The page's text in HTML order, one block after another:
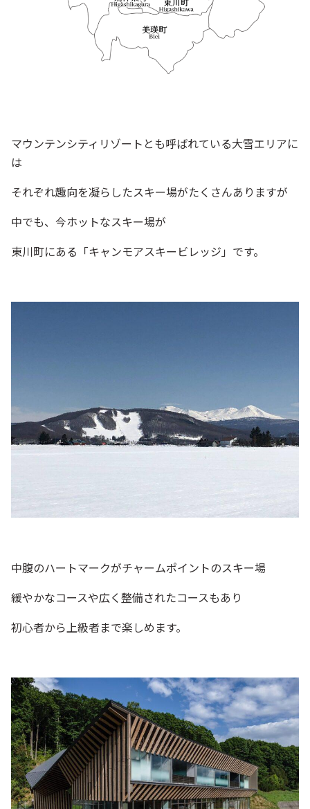
マウンテンシティリゾートとも呼ばれている大雪エリアに
は
それぞれ趣向を凝らしたスキー場がたくさんありますが
中でも、今ホットなスキー場が
東川町にある「キャンモアスキービレッジ」です。
中腹のハートマークがチャームポイントのスキー場
緩やかなコースや広く整備されたコースもあり
初心者から上級者まで楽しめます。